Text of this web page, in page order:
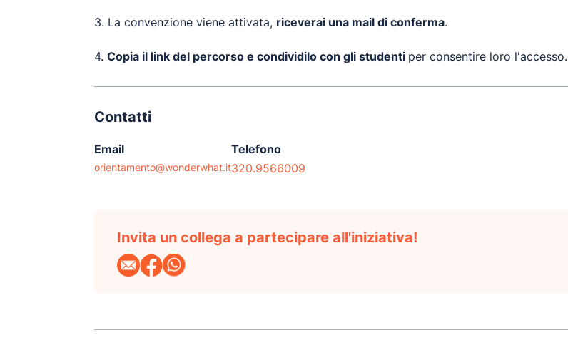
3. La convenzione viene attivata, riceverai una mail di conferma.
4. Copia il link del percorso e condividilo con gli studenti per consentire loro l'accesso.
Contatti
Email
orientamento@wonderwhat.it
Telefono
320.9566009
Invita un collega a partecipare all'iniziativa!